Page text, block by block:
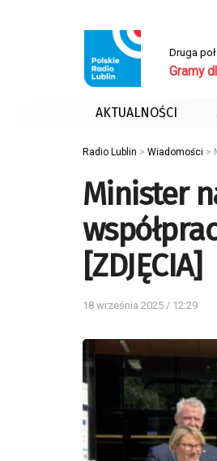
Druga
Gramy
AKTUALNOŚCI
Radio Lublin > Wiadomości >
Minister
[ZDJĘCIA]
18 września 2025 / 12:29